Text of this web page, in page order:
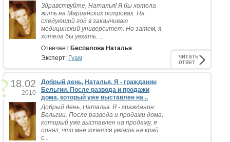
Здравствуйте, Наталья! Я бы хотела
жить на Марианских островах. На
следующий год я заканчиваю
медицинский университет. Но затем, я
хотела бы уехать. ...
Отвечает Беспалова Наталья
Эксперт: Гуам читать
ответ
18.02
2010
Добрый день, Наталья. Я - гражданин
Бельгии. После развода и продажи
дома, который уже выставлен на ..
Добрый день, Наталья. Я - гражданин
Бельгии. После развода и продажи дома,
который уже выставлен на продажу, я
понял, что мне хочется уехать на край
с...